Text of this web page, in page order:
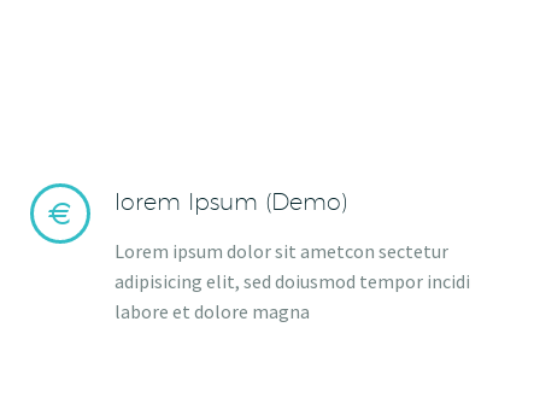

 lorem Ipsum (Demo)
Lorem ipsum dolor sit ametcon sectetur
adipisicing elit, sed doiusmod tempor incidi
labore et dolore magna